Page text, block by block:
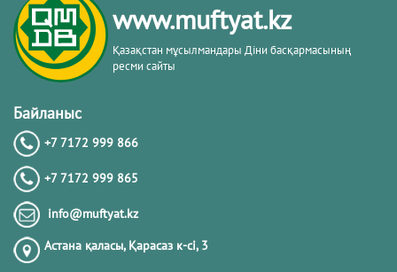
www.muftyat.kz
Қазақстан мұсылмандары Діни басқармасының
ресми сайты
Байланыс
+7 7172 999 866
+7 7172 999 865
info@muftyat.kz
Астана қаласы, Қарасаз к-сi, 3